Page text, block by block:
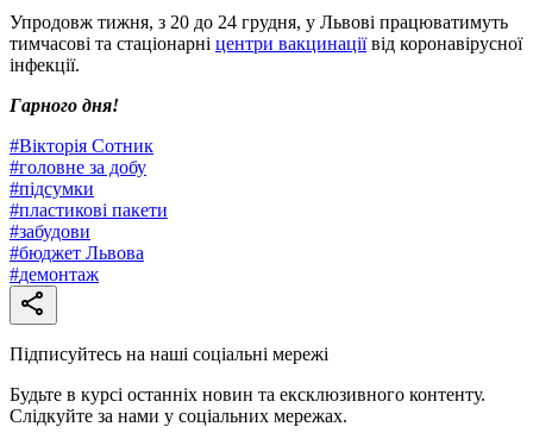
Упродовж тижня, з 20 до 24 грудня, у Львові працюватимуть
тимчасові та стаціонарні центри вакцинаціївід коронавірусної
інфекції.
Гарного дня!
#Вікторія Сотник
#головне за добу
#підсумки
#пластикові пакети
#забудови
#бюджет Львова
#демонтаж
Підписуйтесь на наші соціальні мережі
Будьте в курсі останніх новин та ексклюзивного контенту.
Слідкуйте за нами у соціальних мережах.